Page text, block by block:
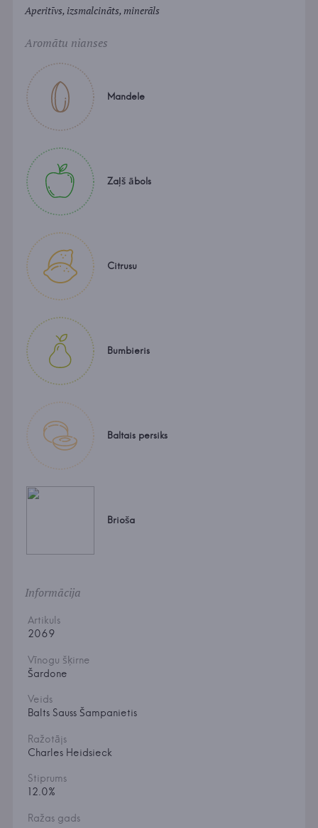
Aperitīvs, izsmalcināts, minerāls
Aromātu nianses
Mandele
Zaļš ābols
Citrusu
Bumbieris
Baltais persiks
Brioša
Informācija
Artikuls
2069
Vīnogu šķirne
Šardone
Veids
Balts Sauss Šampanietis
Ražotājs
Charles Heidsieck
Stiprums
12.0%
Ražas gads